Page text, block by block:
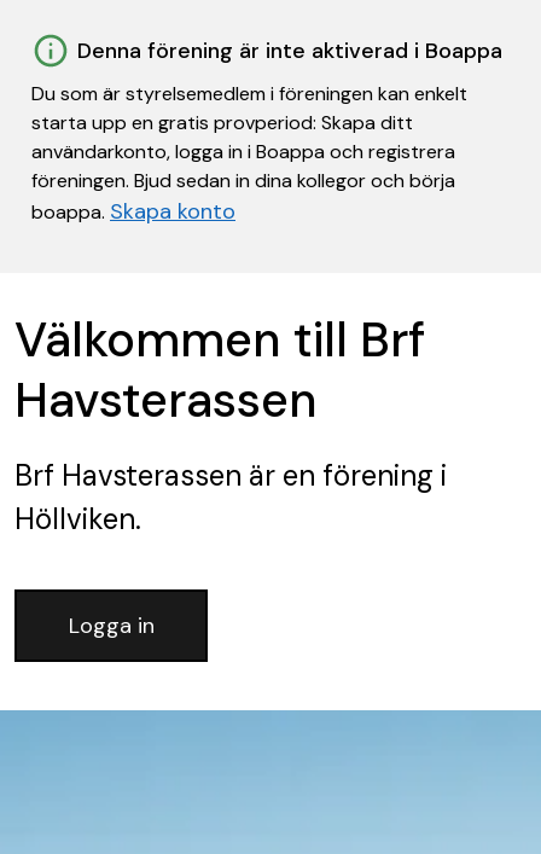
Denna förening är inte aktiverad i Boappa
Du som är styrelsemedlem i föreningen kan enkelt
starta upp en gratis provperiod: Skapa ditt
användarkonto, logga in i Boappa och registrera
föreningen. Bjud sedan in dina kollegor och börja
boappa. Skapa konto
Välkommen till Brf
Havsterassen
Brf Havsterassen är en förening i
Höllviken.
Logga in